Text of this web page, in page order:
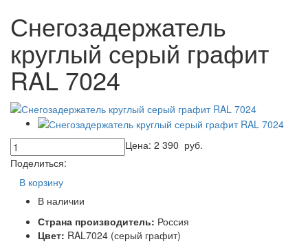
Снегозадержатель
круглый серый графит
RAL 7024
Цена: 2 390 руб.
Поделиться:
В корзину
В наличии
Страна производитель: Россия
Цвет: RAL7024 (серый графит)